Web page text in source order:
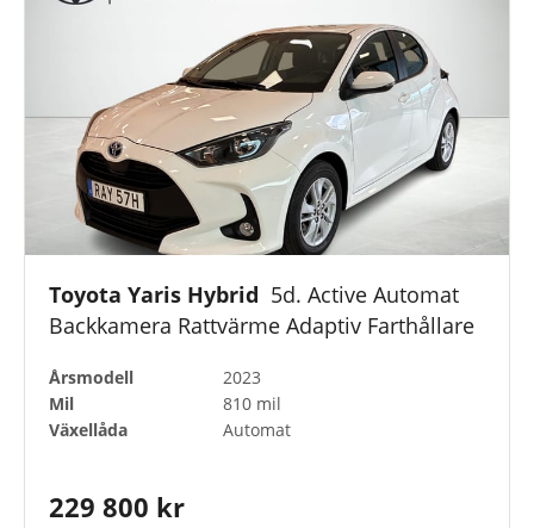
Toyota Yaris Hybrid 5d. Active Automat
Backkamera Rattvärme Adaptiv Farthållare
Årsmodell
2023
Mil
810 mil
Växellåda
Automat
229 800 kr